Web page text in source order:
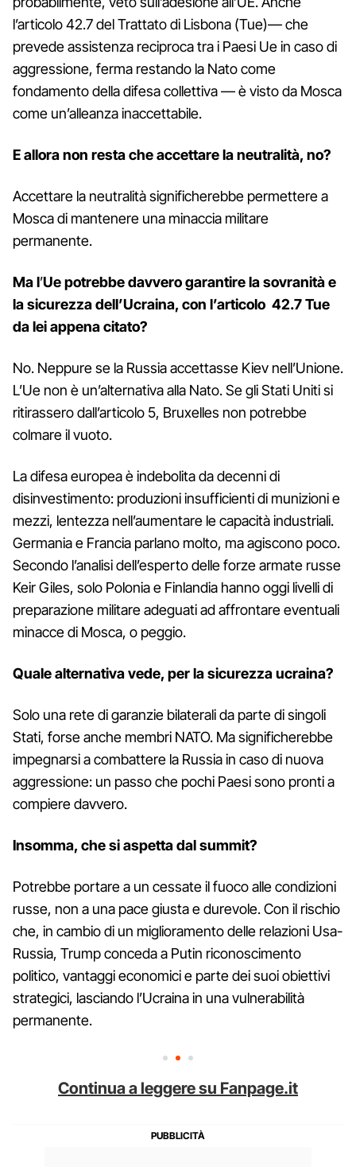
l’articolo 42.7 del Trattato di Lisbona (Tue)— che
prevede assistenza reciproca tra i Paesi Ue in caso di
aggressione, ferma restando la Nato come
fondamento della difesa collettiva — è visto da Mosca
come un’alleanza inaccettabile.
E allora non resta che accettare la neutralità, no?
Accettare la neutralità significherebbe permettere a
Mosca di mantenere una minaccia militare
permanente.
Ma l’Ue potrebbe davvero garantire la sovranità e
la sicurezza dell’Ucraina, con l’articolo 42.7 Tue
da lei appena citato?
No. Neppure se la Russia accettasse Kiev nell’Unione.
L’Ue non è un’alternativa alla Nato. Se gli Stati Uniti si
ritirassero dall’articolo 5, Bruxelles non potrebbe
colmare il vuoto.
La difesa europea è indebolita da decenni di
disinvestimento: produzioni insufficienti di munizioni e
mezzi, lentezza nell’aumentare le capacità industriali.
Germania e Francia parlano molto, ma agiscono poco.
Secondo l’analisi dell’esperto delle forze armate russe
Keir Giles, solo Polonia e Finlandia hanno oggi livelli di
preparazione militare adeguati ad affrontare eventuali
minacce di Mosca, o peggio.
Quale alternativa vede, per la sicurezza ucraina?
Solo una rete di garanzie bilaterali da parte di singoli
Stati, forse anche membri NATO. Ma significherebbe
impegnarsi a combattere la Russia in caso di nuova
aggressione: un passo che pochi Paesi sono pronti a
compiere davvero.
Insomma, che si aspetta dal summit?
Potrebbe portare a un cessate il fuoco alle condizioni
russe, non a una pace giusta e durevole. Con il rischio
che, in cambio di un miglioramento delle relazioni Usa-
Russia, Trump conceda a Putin riconoscimento
politico, vantaggi economici e parte dei suoi obiettivi
strategici, lasciando l’Ucraina in una vulnerabilità
permanente.
Continua a leggere su Fanpage.it